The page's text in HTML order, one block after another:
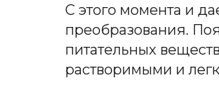
С этого момента и
преобразования.
питательных
растворимыми и